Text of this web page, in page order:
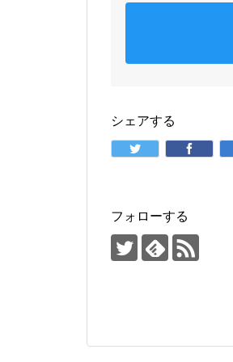
シェアする
フォローする